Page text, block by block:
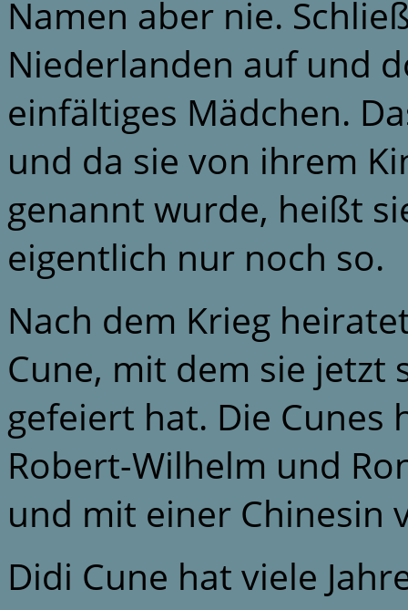
Namen aber nie.
Niederlanden auf und
einfältiges Mädchen.
und da sie von ihrem
genannt wurde, heißt
eigentlich nur noch so.
Nach dem Krieg
Cune, mit dem sie jetzt
gefeiert hat. Die Cunes
Robert-Wilhelm und
und mit einer Chinesin
Didi Cune hat viele